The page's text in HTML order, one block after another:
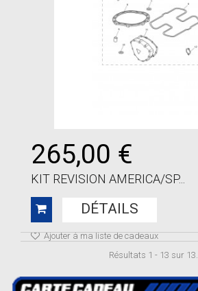
265,00 €
KIT REVISION AMERICA/SP...
DÉTAILS
Ajouter à ma liste de cadeaux
Résultats 1 - 13 sur 13.